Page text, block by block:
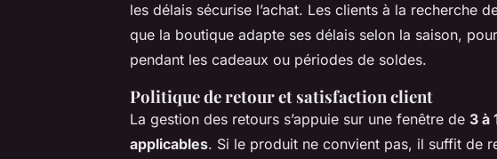
les délais sécurise l’achat. Les clients à la recherche
que la boutique adapte ses délais selon la saison,
pendant les cadeaux ou périodes de soldes.
Politique de retour et satisfaction client
La gestion des retours s’appuie sur une fenêtre de 3 à
applicables. Si le produit ne convient pas, il suffit de